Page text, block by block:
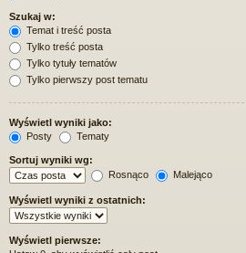
Szukaj w:
Temat i treść posta
Tylko treść posta
Tylko tytuły tematów
Tylko pierwszy post tematu
Wyświetl wyniki jako:
Posty
Tematy
Sortuj wyniki wg:
Rosnąco
Malejąco
Wyświetl wyniki z ostatnich:
Wyświetl pierwsze: